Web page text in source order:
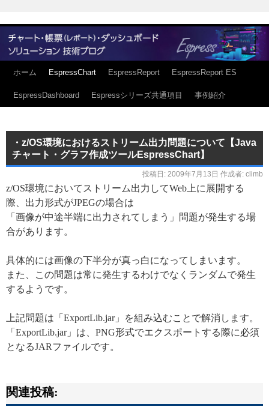
ホーム EspressChart EspressReport EspressReport ES
EspressDashboard Espressシリーズ共通項目 事例紹介
・z/OS環境におけるストリーム出力問題について【Java
チャート・グラフ作成ツールEspressChart】
投稿日: 2009年7月13日 作成者: climb
z/OS環境においてストリーム出力してWeb上に展開する
際、出力形式がJPEGの場合は
「画像が中途半端に出力されてしまう」問題が発生する場
合があります。
具体的には画像の下半分が真っ白になってしまいます。
また、この問題は常に発生するわけでなくランダムで発生
するようです。
上記問題は「ExportLib.jar」を組み込むことで解消します。
「ExportLib.jar」は、PNG形式でエクスポートする際に必須
となるJARファイルです。
関連投稿: